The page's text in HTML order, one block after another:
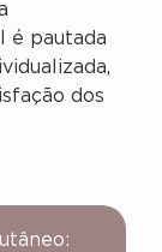
é pautada
dos